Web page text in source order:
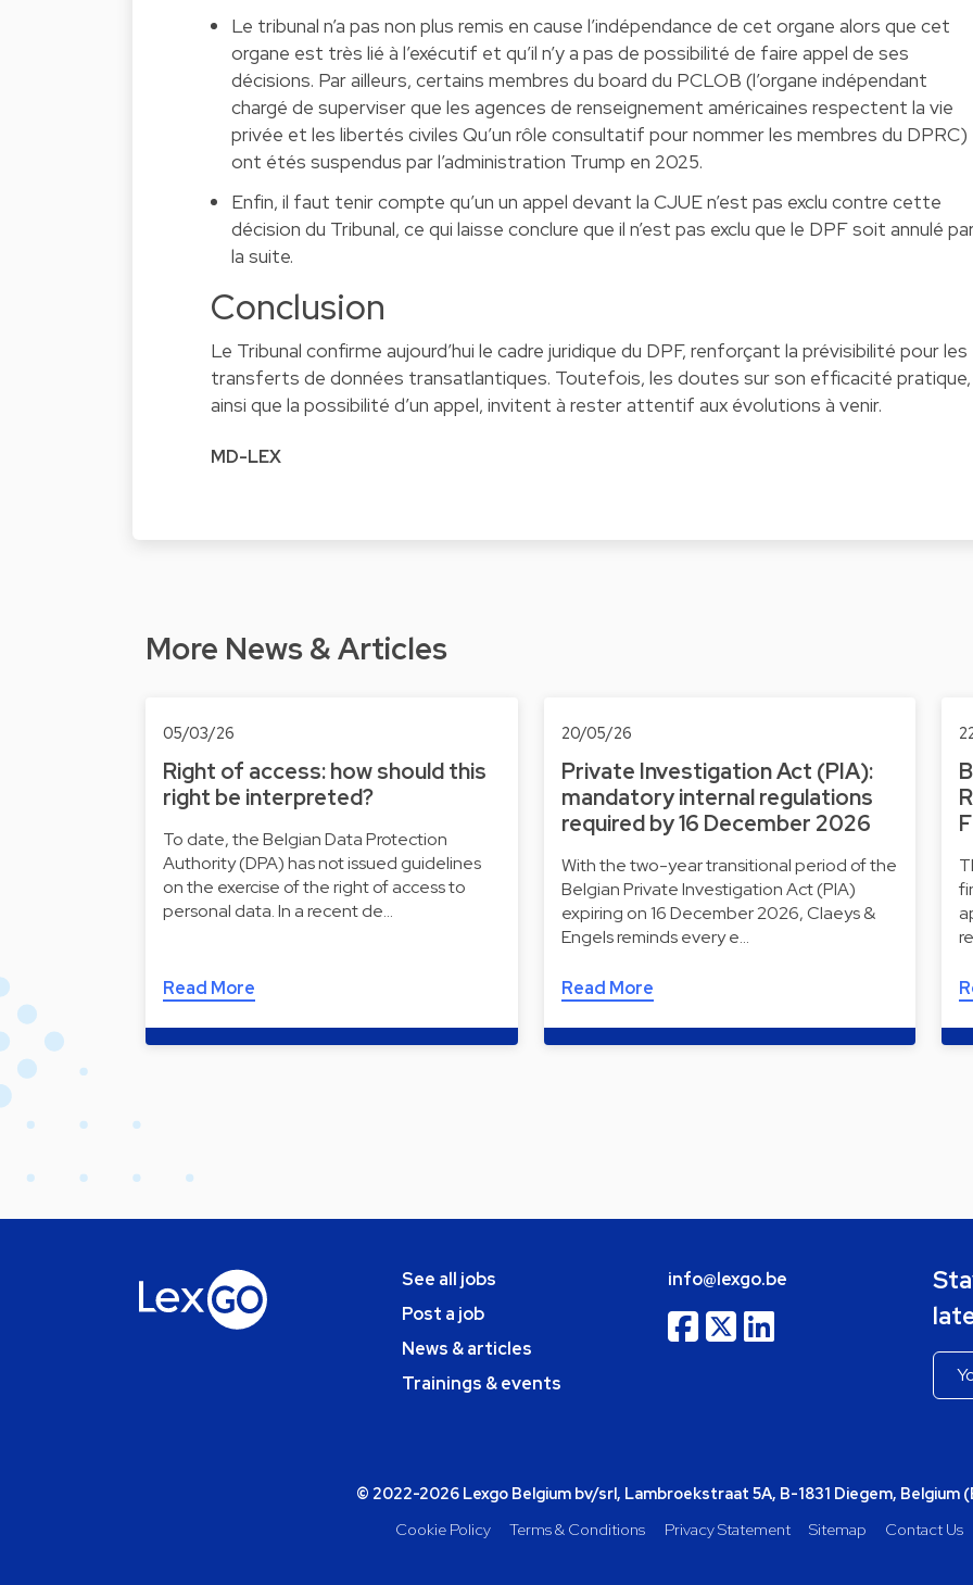
Le tribunal n’a pas non plus remis en cause l’indépendance de cet organe alors que cet
organe est très lié à l’exécutif et qu’il n’y a pas de possibilité de faire appel de ses
décisions. Par ailleurs, certains membres du board du PCLOB (l’organe indépendant
chargé de superviser que les agences de renseignement américaines respectent la vie
privée et les libertés civiles Qu’un rôle consultatif pour nommer les membres du DPRC)
ont étés suspendus par l’administration Trump en 2025.
Enfin, il faut tenir compte qu’un un appel devant la CJUE n’est pas exclu contre cette
décision du Tribunal, ce qui laisse conclure que il n’est pas exclu que le DPF soit annulé
la suite.
Conclusion
Le Tribunal confirme aujourd’hui le cadre juridique du DPF, renforçant la prévisibilité pour les
transferts de données transatlantiques. Toutefois, les doutes sur son efficacité pratique,
ainsi que la possibilité d’un appel, invitent à rester attentif aux évolutions à venir.
MD-LEX
More News & Articles
05/03/26
Right of access: how should this
right be interpreted?
To date, the Belgian Data Protection
Authority (DPA) has not issued guidelines
on the exercise of the right of access to
personal data. In a recent de…
Read More
20/05/26
Private Investigation Act (PIA):
mandatory internal regulations
required by 16 December 2026
With the two-year transitional period of the
Belgian Private Investigation Act (PIA)
expiring on 16 December 2026, Claeys &
Engels reminds every e…
Read More
See all jobs
Post a job
News & articles
Trainings & events
info@lexgo.be
© 2022-2026 Lexgo Belgium bv/srl, Lambroekstraat 5A, B-1831 Diegem, Belgium
Cookie Policy
Terms & Conditions Privacy Statement Sitemap Contact Us